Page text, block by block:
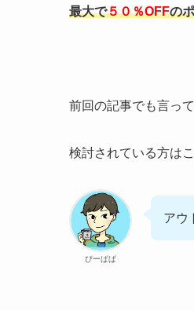
最大で５０％OFFの
前回の記事でも言っ
検討されている方は
ぴーぱぱ
アウ